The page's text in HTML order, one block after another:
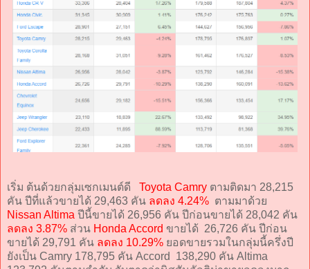
เริ่ม ต้นด้วยกลุ่มเซกเมนต์ดี Toyota Camry ตามติดมา 28,215
คัน ปีที่แล้วขายได้ 29,463 คัน ลดลง 4.24% ตามมาด้วย
Nissan Altima ปีนี้ขายได้ 26,956 คัน ปีก่อนขายได้ 28,042 คัน
ลดลง 3.87% ส่วน Honda Accord ขายได้ 26,726 คัน ปีก่อน
ขายได้ 29,791 คัน ลดลง 10.29% ยอดขายรวมในกลุ่มนี้ครึ่งปี
ยังเป็น Camry 178,795 คัน Accord 138,290 คัน Altima